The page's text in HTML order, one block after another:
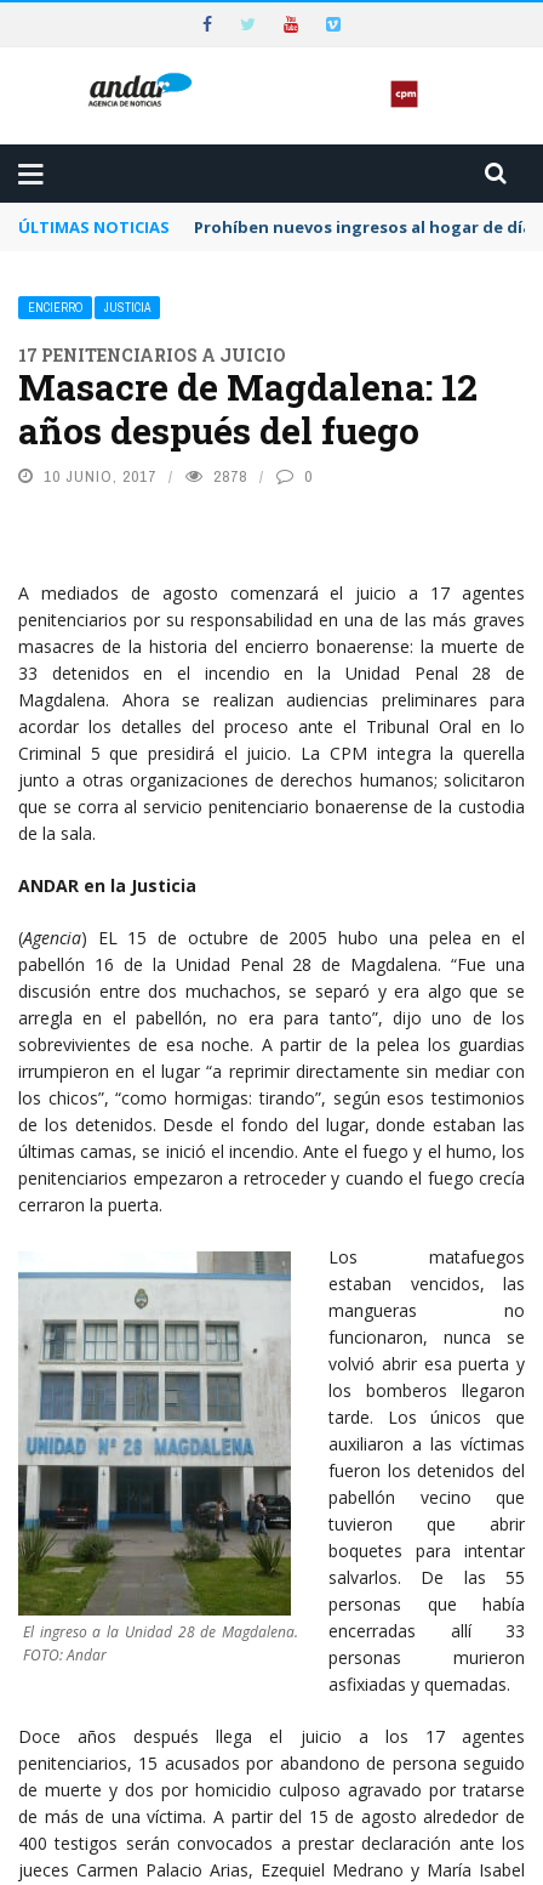
ÚLTIMAS NOTICIAS Piden que el Tribunal Federal 2 de
ENCIERRO JUSTICIA
17 PENITENCIARIOS A JUICIO
Masacre de Magdalena: 12
años después del fuego
10 JUNIO, 2017 2878 0
A mediados de agosto comenzará el juicio a 17 agentes
penitenciarios por su responsabilidad en una de las más graves
masacres de la historia del encierro bonaerense: la muerte de
33 detenidos en el incendio en la Unidad Penal 28 de
Magdalena. Ahora se realizan audiencias preliminares para
acordar los detalles del proceso ante el Tribunal Oral en lo
Criminal 5 que presidirá el juicio. La CPM integra la querella
junto a otras organizaciones de derechos humanos; solicitaron
que se corra al servicio penitenciario bonaerense de la custodia
de la sala.
ANDAR en la Justicia
(Agencia) EL 15 de octubre de 2005 hubo una pelea en el
pabellón 16 de la Unidad Penal 28 de Magdalena. “Fue una
discusión entre dos muchachos, se separó y era algo que se
arregla en el pabellón, no era para tanto”, dijo uno de los
sobrevivientes de esa noche. A partir de la pelea los guardias
irrumpieron en el lugar “a reprimir directamente sin mediar con
los chicos”, “como hormigas: tirando”, según esos testimonios
de los detenidos. Desde el fondo del lugar, donde estaban las
últimas camas, se inició el incendio. Ante el fuego y el humo, los
penitenciarios empezaron a retroceder y cuando el fuego crecía
cerraron la puerta.
El ingreso a la Unidad 28 de Magdalena.
FOTO: Andar
Los matafuegos
estaban vencidos, las
mangueras no
funcionaron, nunca se
volvió abrir esa puerta y
los bomberos llegaron
tarde. Los únicos que
auxiliaron a las víctimas
fueron los detenidos del
pabellón vecino que
tuvieron que abrir
boquetes para intentar
salvarlos. De las 55
personas que había
encerradas allí 33
personas murieron
asfixiadas y quemadas.
Doce años después llega el juicio a los 17 agentes
penitenciarios, 15 acusados por abandono de persona seguido
de muerte y dos por homicidio culposo agravado por tratarse
de más de una víctima. A partir del 15 de agosto alrededor de
400 testigos serán convocados a prestar declaración ante los
jueces Carmen Palacio Arias, Ezequiel Medrano y María Isabel